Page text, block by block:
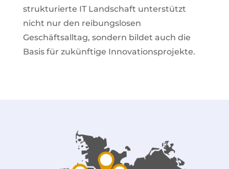
strukturierte IT Landschaft unterstützt
nicht nur den reibungslosen
Geschäftsalltag, sondern bildet auch die
Basis für zukünftige Innovationsprojekte.